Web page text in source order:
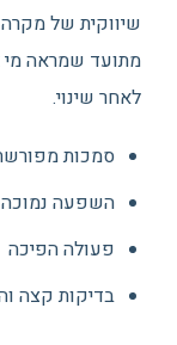
שיווקית של
מתועד שמראה מי
לאחר שינוי.
סמכות
השפעה נמוכה
פעולה הפיכה
בדיקות קצה